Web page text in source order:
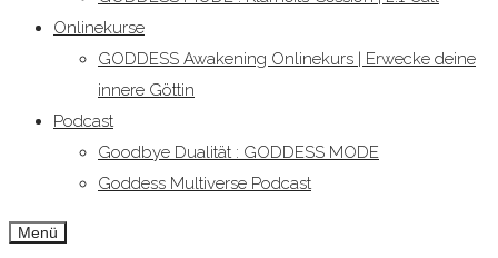
Onlinekurse
GODDESS Awakening Onlinekurs | Erwecke deine
innere Göttin
Podcast
Goodbye Dualität : GODDESS MODE
Goddess Multiverse Podcast
Menü